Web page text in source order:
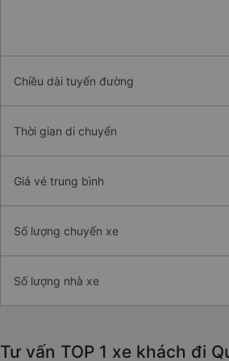
Chiều dài tuyến đường
Thời gian di chuyển
Giá vé trung bình
Số lượng chuyến xe
Số lượng nhà xe
Tư vấn TOP 1 xe khách đi